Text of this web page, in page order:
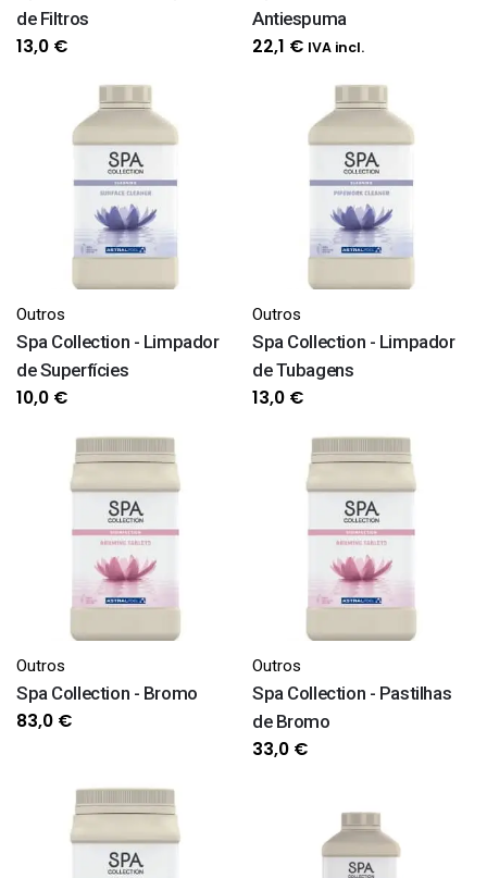
de Filtros
13,0 €
Antiespuma
22,1 € IVA incl.
Outros
Spa Collection - Limpador
de Superfícies
10,0 €
Outros
Spa Collection - Limpador
de Tubagens
13,0 €
Outros
Spa Collection - Bromo
83,0 €
Outros
Spa Collection - Pastilhas
de Bromo
33,0 €